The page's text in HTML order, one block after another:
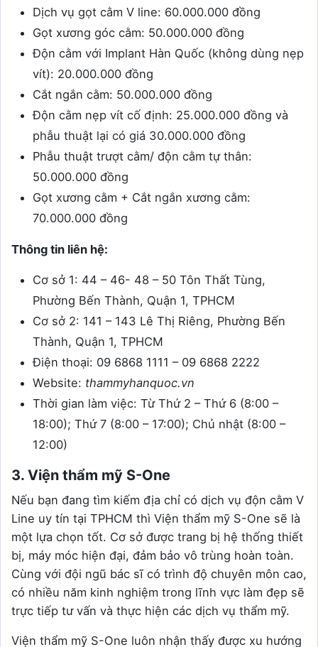
Dịch vụ gọt cằm V line: 60.000.000 đồng
Gọt xương góc cằm: 50.000.000 đồng
Độn cằm với Implant Hàn Quốc (không dùng nẹp
vít): 20.000.000 đồng
Cắt ngắn cằm: 50.000.000 đồng
Độn cằm nẹp vít cố định: 25.000.000 đồng và
phẫu thuật lại có giá 30.000.000 đồng
Phẫu thuật trượt cằm/ độn cằm tự thân:
50.000.000 đồng
Gọt xương cằm + Cắt ngắn xương cằm:
70.000.000 đồng
Thông tin liên hệ:
Cơ sở 1: 44 – 46- 48 – 50 Tôn Thất Tùng,
Phường Bến Thành, Quận 1, TPHCM
Cơ sở 2: 141 – 143 Lê Thị Riêng, Phường Bến
Thành, Quận 1, TPHCM
Điện thoại: 09 6868 1111 – 09 6868 2222
Website: thammyhanquoc.vn
Thời gian làm việc: Từ Thứ 2 – Thứ 6 (8:00 –
18:00); Thứ 7 (8:00 – 17:00); Chủ nhật (8:00 –
12:00)
3. Viện thẩm mỹ S-One
Nếu bạn đang tìm kiếm địa chỉ có dịch vụ độn cằm V
Line uy tín tại TPHCM thì Viện thẩm mỹ S-One sẽ là
một lựa chọn tốt. Cơ sở được trang bị hệ thống thiết
bị, máy móc hiện đại, đảm bảo vô trùng hoàn toàn.
Cùng với đội ngũ bác sĩ có trình độ chuyên môn cao,
có nhiều năm kinh nghiệm trong lĩnh vực làm đẹp sẽ
trực tiếp tư vấn và thực hiện các dịch vụ thẩm mỹ.
Viện thẩm mỹ S-One luôn nhận thấy được xu hướng